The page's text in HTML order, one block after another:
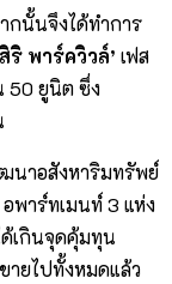
กนั้นจึงได้ทำการ
ริ พาร์ควิวล์’ เฟส
50 ยูนิต ซึ่ง
นาอสังหาริมทรัพย์
พาร์ทเมนท์ 3 แห่ง
เกินจุดคุ้มทุน
ายไปทั้งหมดแล้ว